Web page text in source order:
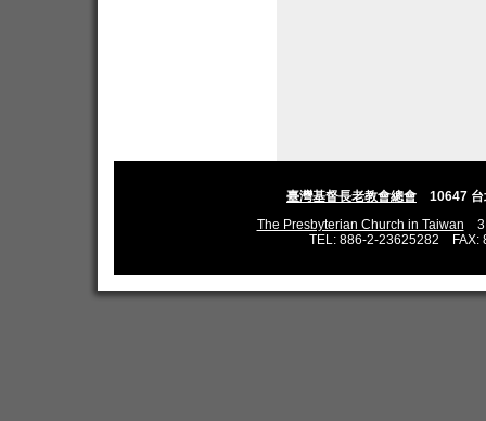
臺灣基督長老教會總會 10647 台
The Presbyterian Church in Taiwan
TEL: 886-2-23625282